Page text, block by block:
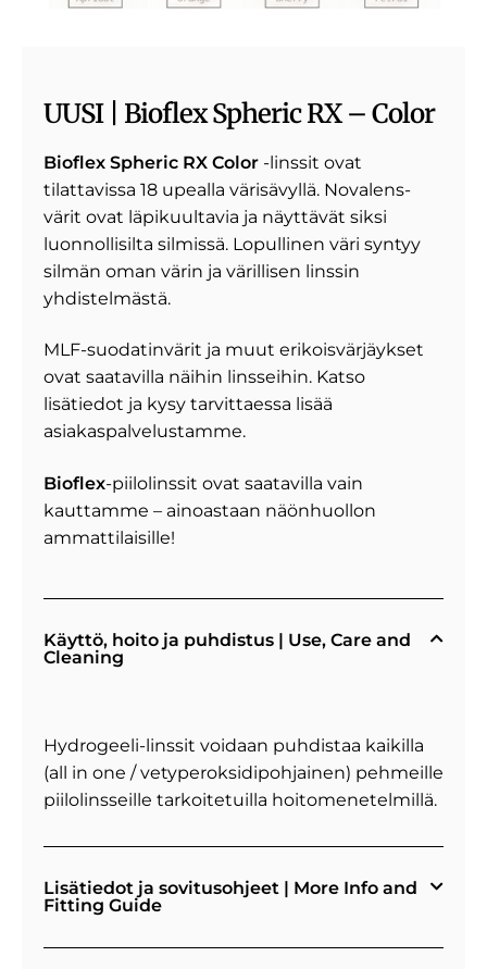
UUSI | Bioflex Spheric RX – Color
Bioflex Spheric RX Color -linssit ovat
tilattavissa 18 upealla värisävyllä. Novalens-
värit ovat läpikuultavia ja näyttävät siksi
luonnollisilta silmissä. Lopullinen väri syntyy
silmän oman värin ja värillisen linssin
yhdistelmästä.
MLF-suodatinvärit ja muut erikoisvärjäykset
ovat saatavilla näihin linsseihin. Katso
lisätiedot ja kysy tarvittaessa lisää
asiakaspalvelustamme.
Bioflex-piilolinssit ovat saatavilla vain
kauttamme – ainoastaan näönhuollon
ammattilaisille!
Käyttö, hoito ja puhdistus | Use, Care and
Cleaning
Hydrogeeli-linssit voidaan puhdistaa kaikilla
(all in one / vetyperoksidipohjainen) pehmeille
piilolinsseille tarkoitetuilla hoitomenetelmillä.
Lisätiedot ja sovitusohjeet | More Info and
Fitting Guide